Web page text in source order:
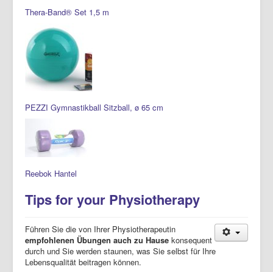
Thera-Band® Set 1,5 m
PEZZI Gymnastikball Sitzball, ø 65 cm
Reebok Hantel
Tips for your Physiotherapy
Führen Sie die von Ihrer Physiotherapeutin
empfohlenen Übungen auch zu Hause konsequent
durch und Sie werden staunen, was Sie selbst für Ihre
Lebensqualität beitragen können.